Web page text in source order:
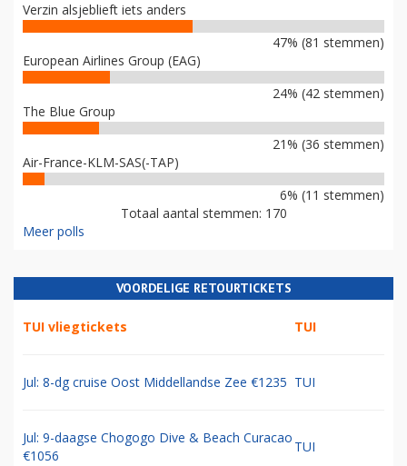
Verzin alsjeblieft iets anders
47% (81 stemmen)
European Airlines Group (EAG)
24% (42 stemmen)
The Blue Group
21% (36 stemmen)
Air-France-KLM-SAS(-TAP)
6% (11 stemmen)
Totaal aantal stemmen: 170
Meer polls
VOORDELIGE RETOURTICKETS
TUI vliegtickets TUI
Jul: 8-dg cruise Oost Middellandse Zee €1235 TUI
Jul: 9-daagse Chogogo Dive & Beach Curacao
€1056
TUI